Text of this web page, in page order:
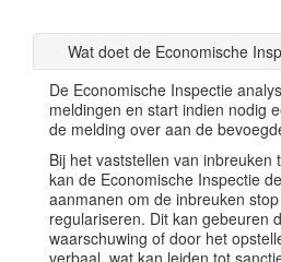
Wat doet de Economische
De Economische Inspectie
meldingen en start indien nodig
de melding over aan de
Bij het vaststellen van inbreuken
kan de Economische Inspectie
aanmanen om de inbreuken
regulariseren. Dit kan gebeuren
waarschuwing of door het
verbaal, wat kan leiden tot